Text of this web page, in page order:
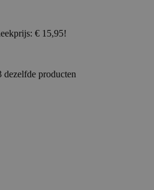
€ 15,95!
producten